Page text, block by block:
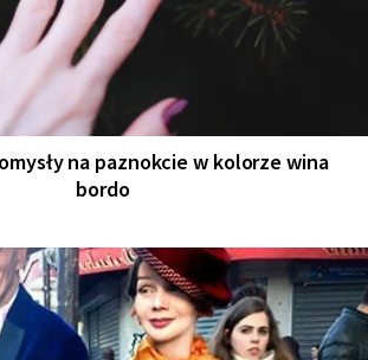
na paznokcie w kolorze wina
bordo